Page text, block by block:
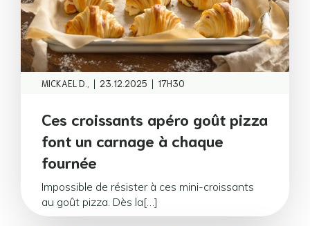
MICKAEL D., | 23.12.2025 | 17H30
Ces croissants apéro goût pizza
font un carnage à chaque
fournée
Impossible de résister à ces mini-croissants
au goût pizza. Dès la[…]